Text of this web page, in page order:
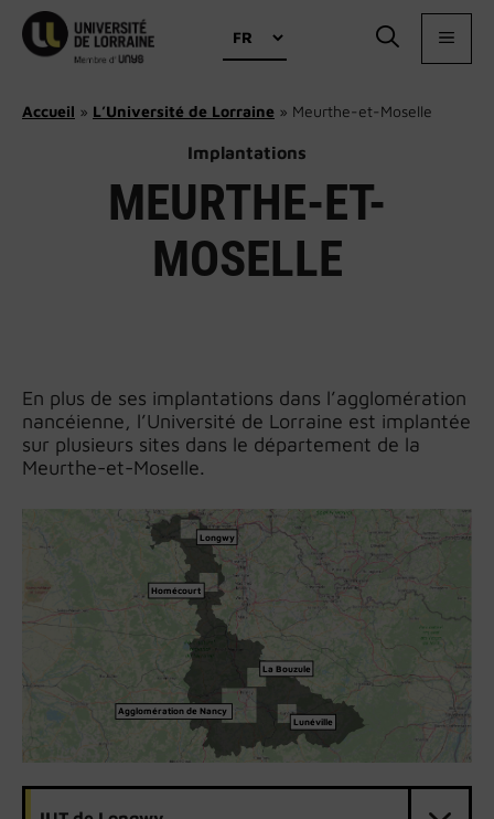
Aller
contenu
Choisir
une
Accueil » L’Université de Lorraine » Meurthe-et-Moselle
Implantations
MEURTHE-ET-
MOSELLE
En plus de ses implantations dans l’agglomération
nancéienne, l’Université de Lorraine est implantée
sur plusieurs sites dans le département de la
Meurthe-et-Moselle.
Homécourt
Longwy
La Bouzule
Agglomération de Nancy
Lunéville